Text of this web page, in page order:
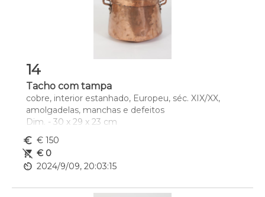
14
Tacho com tampa
cobre, interior estanhado, Europeu, séc. XIX/XX,
amolgadelas, manchas e defeitos
Dim. - 30 x 29 x 23 cm
euro_symbol € 150
remove_shopping_cart € 0
av_timer 2024/9/09, 20:03:15